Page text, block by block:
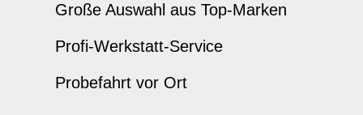
Große Auswahl aus Top-Marken
Profi-Werkstatt-Service
Probefahrt vor Ort